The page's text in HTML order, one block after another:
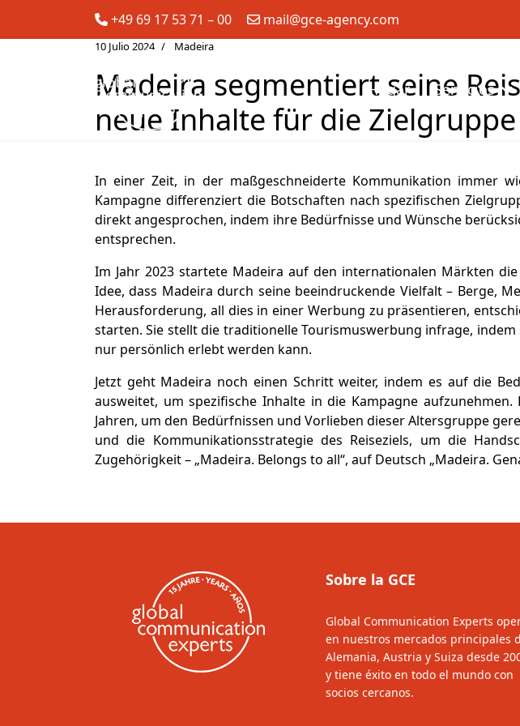
+49 69 17 53 71 – 00 mail@gce-agency.com
Hogar Servicios
10 Julio 2024 Madeira
Madeira segmentiert seine
neue Inhalte für die
In einer Zeit, in der maßgeschneiderte Kommunikation immer
Kampagne differenziert die Botschaften nach spezifischen
direkt angesprochen, indem ihre Bedürfnisse und Wünsche
entsprechen.
Im Jahr 2023 startete Madeira auf den internationalen Märkten
Idee, dass Madeira durch seine beeindruckende Vielfalt – Berge,
Herausforderung, all dies in einer Werbung zu präsentieren,
starten. Sie stellt die traditionelle Tourismuswerbung infrage,
nur persönlich erlebt werden kann.
Jetzt geht Madeira noch einen Schritt weiter, indem es auf die
ausweitet, um spezifische Inhalte in die Kampagne
Jahren, um den Bedürfnissen und Vorlieben dieser Altersgruppe
und die Kommunikationsstrategie des Reiseziels, um die
Zugehörigkeit – „Madeira. Belongs to all“, auf Deutsch „Madeira.
Sobre la GCE
Global Communication Experts
en nuestros mercados principales
Alemania, Austria y Suiza desde
y tiene éxito en todo el mundo con
socios cercanos.